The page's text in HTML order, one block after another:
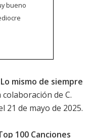
bueno
Lo mismo de siempre
de C.
21 de mayo de 2025.
100 Canciones